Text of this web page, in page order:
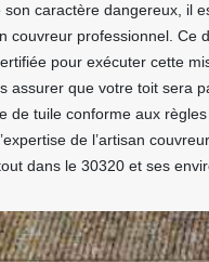
son caractère dangereux, il
couvreur professionnel. Ce
pour exécuter cette
assurer que votre toit sera
de tuile conforme aux
de l’artisan
dans le 30320 et ses